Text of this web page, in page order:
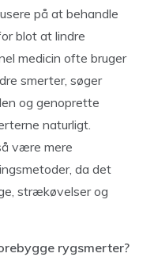
på at behandle
blot at lindre
medicin ofte bruger
smerter, søger
og genoprette
naturligt.
være mere
da det
strækøvelser og
rygsmerter?